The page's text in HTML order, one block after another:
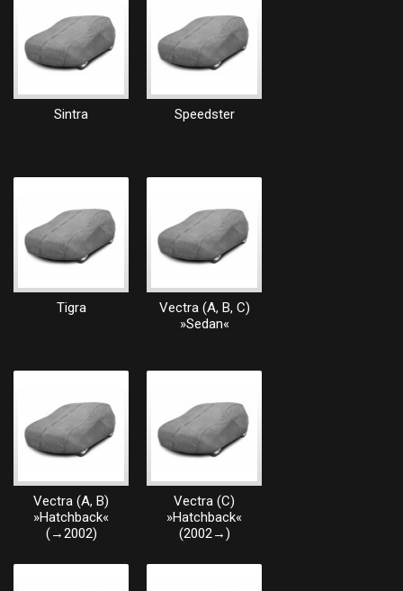
Sintra Speedster
Tigra
Vectra (A, B, C)
»Sedan«
Vectra (A, B)
»Hatchback«
(→2002)
Vectra (C)
»Hatchback«
(2002→)